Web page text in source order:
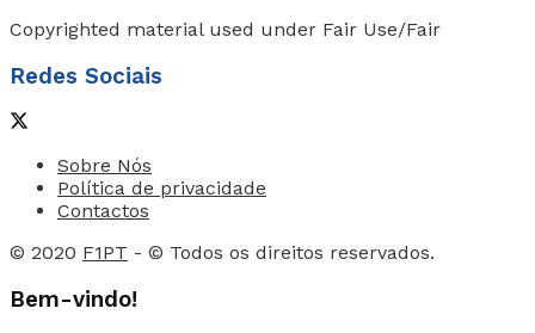
Copyrighted material used under Fair Use/Fair
Redes Sociais
Sobre Nós
Política de privacidade
Contactos
© 2020 F1PT - © Todos os direitos reservados.
Bem-vindo!